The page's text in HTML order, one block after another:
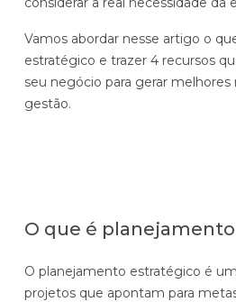
Plataforma Financeira
Demonstração
Vamos abordar nesse artigo o
estratégico e trazer 4 recursos
seu negócio para gerar melhores
gestão.
O que é
O planejamento estratégico é
projetos que apontam para